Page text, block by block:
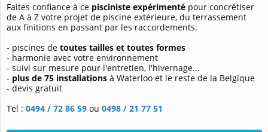
Faites confiance à ce pisciniste expérimenté pour concrétiser
de A à Z votre projet de piscine extérieure, du terrassement
aux finitions en passant par les raccordements.
- piscines de toutes tailles et toutes formes
- harmonie avec votre environnement
- suivi sur mesure pour l'entretien, l'hivernage...
- plus de 75 installations à Waterloo et le reste de la Belgique
- devis gratuit
Tel : 0494 / 72 86 59 ou 0498 / 21 77 51